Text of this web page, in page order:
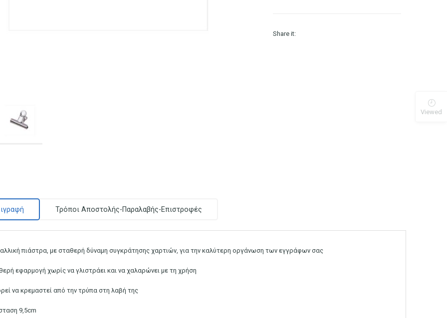
Share it:
Τρόποι Αποστολής-Παραλαβής-Επιστροφές
πιάστρα, με σταθερή δύναμη συγκράτησης χαρτιών, για την καλύτερη οργάνωση των εγγράφων σας
εφαρμογή χωρίς να γλιστράει και να χαλαρώνει με τη χρήση
να κρεμαστεί από την τρύπα στη λαβή της
9,5cm
Viewed